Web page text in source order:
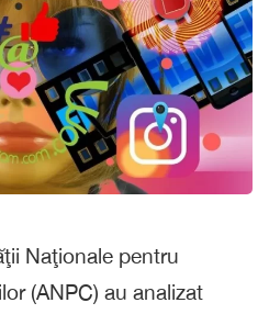
Naţionale pentru
(ANPC) au analizat